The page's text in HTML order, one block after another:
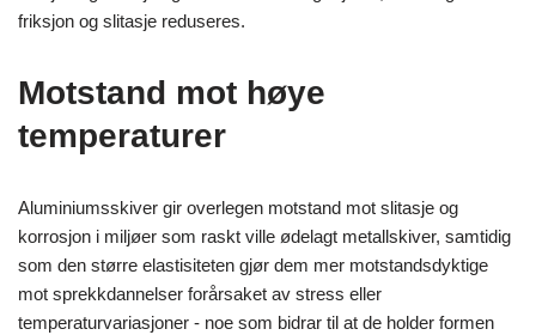
friksjon og slitasje reduseres.
Motstand mot høye
temperaturer
Aluminiumsskiver gir overlegen motstand mot slitasje og
korrosjon i miljøer som raskt ville ødelagt metallskiver, samtidig
som den større elastisiteten gjør dem mer motstandsdyktige
mot sprekkdannelser forårsaket av stress eller
temperaturvariasjoner - noe som bidrar til at de holder formen